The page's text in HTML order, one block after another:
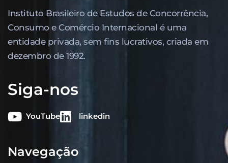
Instituto Brasileiro de Estudos de Concor­rência,
Consumo e Comércio Internacional é uma
entidade privada, sem fins lucrativos, criada em
dezembro de 1992.
Siga-nos
YouTube linkedin
Navegação